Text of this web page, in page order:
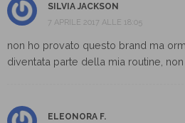
SILVIA JACKSON
7 APRILE 2017 ALLE 18:05
non ho provato questo brand ma
diventata parte della mia routine,
ELEONORA F.